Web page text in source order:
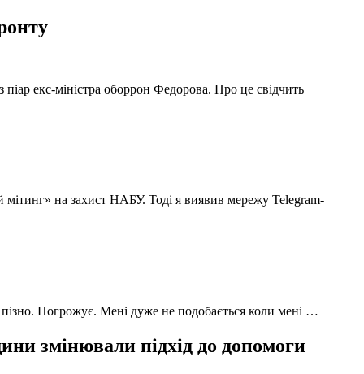
піар екс-міністра оборрон Федорова. Про це свідчить
на захист НАБУ. Тоді я виявив мережу Telegram-
Погрожує. Мені дуже не подобається коли мені …
змінювали підхід до допомоги